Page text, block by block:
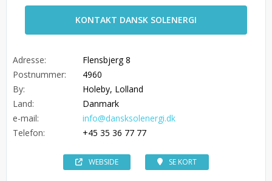
KONTAKT DANSK SOLENERGI
Adresse:
Flensbjerg 8
Postnummer:
4960
By:
Holeby, Lolland
Land:
Danmark
e-mail:
info@dansksolenergi.dk
Telefon:
+45 35 36 77 77
WEBSIDE SE KORT